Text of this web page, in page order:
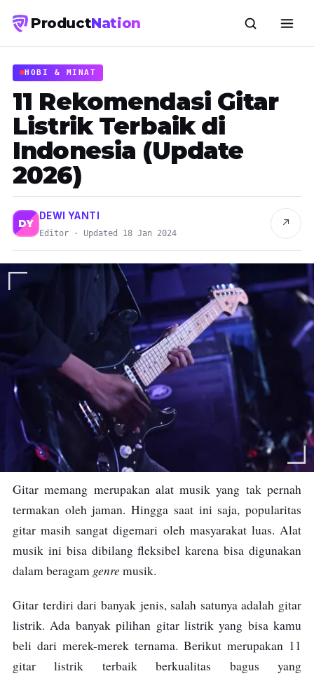
ProductNation
HOBI & MINAT
11 Rekomendasi Gitar
Listrik Terbaik di
Indonesia (Update
2026)
DY
DEWI YANTI
Editor · Updated 18 Jan 2024
↗
Gitar memang merupakan alat musik yang tak pernah
termakan oleh jaman. Hingga saat ini saja, popularitas
gitar masih sangat digemari oleh masyarakat luas. Alat
musik ini bisa dibilang fleksibel karena bisa digunakan
dalam beragam genre musik.
Gitar terdiri dari banyak jenis, salah satunya adalah gitar
listrik. Ada banyak pilihan gitar listrik yang bisa kamu
beli dari merek-merek ternama. Berikut merupakan 11
gitar listrik terbaik berkualitas bagus yang